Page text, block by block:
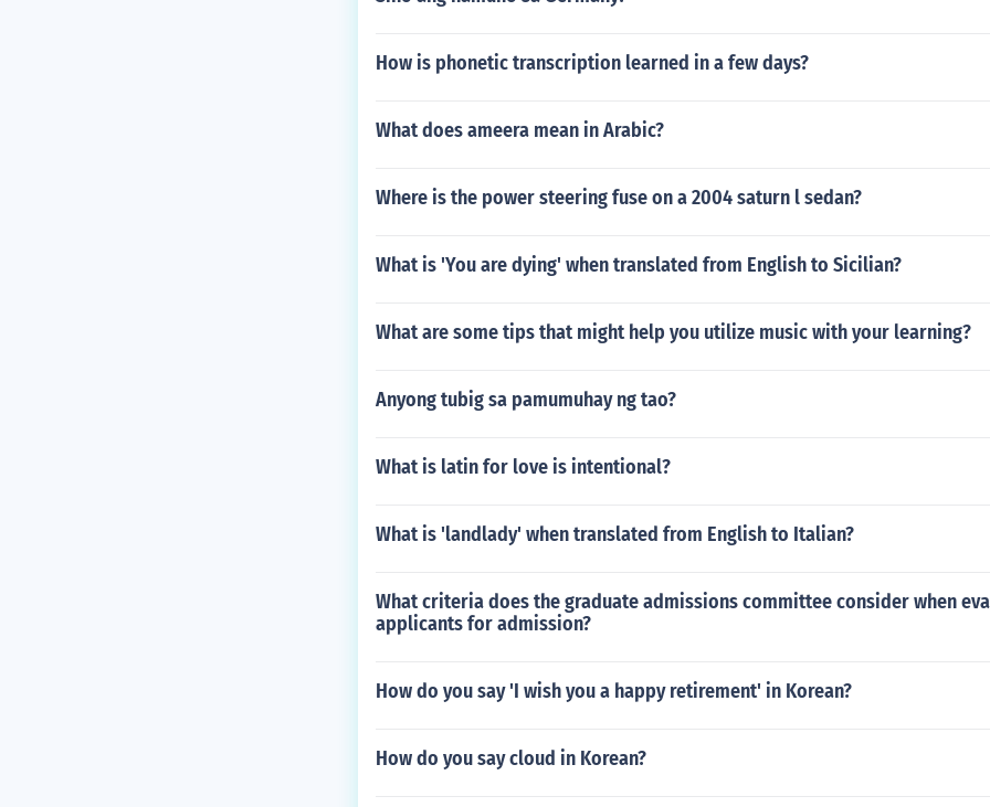
How is phonetic transcription learned in a few days?
What does ameera mean in Arabic?
Where is the power steering fuse on a 2004 saturn l sedan?
What is 'You are dying' when translated from English to Sicilian?
What are some tips that might help you utilize music with your learning?
Anyong tubig sa pamumuhay ng tao?
What is latin for love is intentional?
What is 'landlady' when translated from English to Italian?
What criteria does the graduate admissions committee consider when
applicants for admission?
How do you say 'I wish you a happy retirement' in Korean?
How do you say cloud in Korean?